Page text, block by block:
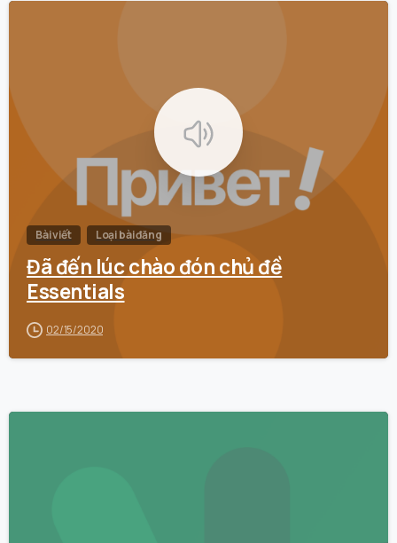
Bài viết Loại bài đăng
Đã đến lúc chào đón chủ đề
Essentials
02/15/2020